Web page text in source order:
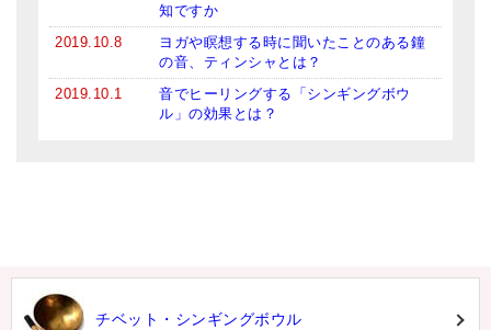
知ですか
2019.10.8
ヨガや瞑想する時に聞いたことのある鐘
の音、ティンシャとは？
2019.10.1
音でヒーリングする「シンギングボウ
ル」の効果とは？
チベット・シンギングボウル